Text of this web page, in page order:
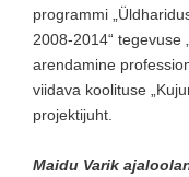
programmi
2008-2014“ tegevuse
arendamine
viidava koolituse
projektijuht.
Maidu Varik